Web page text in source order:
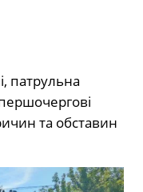
патрульна
та обставин